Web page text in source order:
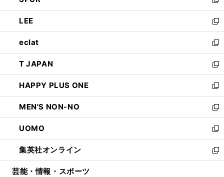
開
く
ウ
で
開
く
ン
ド
ウ
で
開
く
ウ
ィ
ン
ド
ウ
で
開
く
し
い
ウ
ィ
ン
ド
ウ
で
開
く
LEE
新
し
い
ウ
ィ
ン
ド
ウ
で
開
く
eclat
新
し
い
ウ
ィ
ン
ド
ウ
で
開
く
T JAPAN
新
し
い
ウ
ィ
ン
ド
ウ
で
開
HAPPY PLUS ONE
新
し
い
ウ
ィ
ン
ド
ウ
MEN'S NON-NO
新
し
い
ウ
ィ
ン
UOMO
新
し
い
ウ
集英社オンライン
新
し
芸能・情報・スポーツ